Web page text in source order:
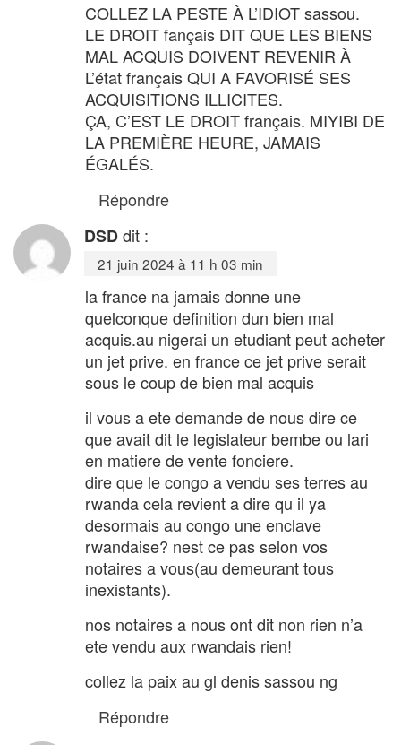
COLLEZ LA PESTE À L’IDIOT sassou.
LE DROIT fançais DIT QUE LES BIENS
MAL ACQUIS DOIVENT REVENIR À
L’état français QUI A FAVORISÉ SES
ACQUISITIONS ILLICITES.
ÇA, C’EST LE DROIT français. MIYIBI DE
LA PREMIÈRE HEURE, JAMAIS
ÉGALÉS.
Répondre
DSDdit :
21 juin 2024 à 11 h 03 min
la france na jamais donne une
quelconque definition dun bien mal
acquis.au nigerai un etudiant peut acheter
un jet prive. en france ce jet prive serait
sous le coup de bien mal acquis
il vous a ete demande de nous dire ce
que avait dit le legislateur bembe ou lari
en matiere de vente fonciere.
dire que le congo a vendu ses terres au
rwanda cela revient a dire qu il ya
desormais au congo une enclave
rwandaise? nest ce pas selon vos
notaires a vous(au demeurant tous
inexistants).
nos notaires a nous ont dit non rien n’a
ete vendu aux rwandais rien!
collez la paix au gl denis sassou ng
Répondre